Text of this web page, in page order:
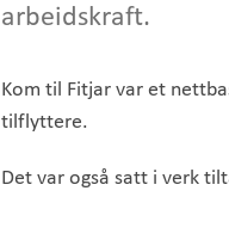
arbeidskraft.
Kom til Fitjar var et
tilflyttere.
Det var også satt i verk